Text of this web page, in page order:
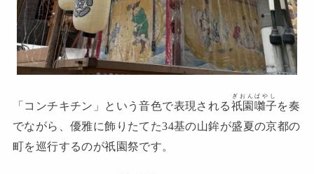
「コンチキチン」という音色で表現される祇園囃子
ぎおんばやし
を奏
でながら、優雅に飾りたてた34基の山鉾が盛夏の京都の
町を巡行するのが祇園祭です。